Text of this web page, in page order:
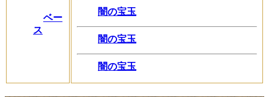
ベー
ス
闇の宝玉
闇の宝玉
闇の宝玉